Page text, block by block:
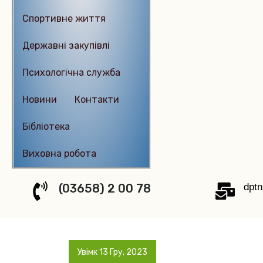
Спортивне життя
Державні закупівлі
Психологічна служба
Новиниㅤㅤㅤㅤ Контактиㅤㅤㅤㅤㅤ
Бібліотека
Виховна робота
(03658) 2 00 78
Увімк 13 Гру, 2023